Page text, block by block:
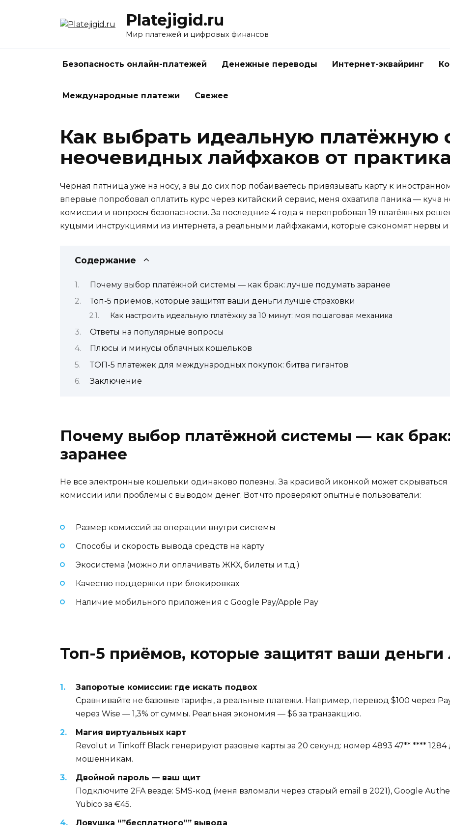
Platejigid.ru
Мир платежей и цифровых финансов
Безопасность онлайн-платежей Денежные переводы Интернет-эквайринг
Международные платежи Свежее
Как выбрать идеальную платёжную
неочевидных лайфхаков от практика
Чёрная пятница уже на носу, а вы до сих пор побаиваетесь привязывать карту к
впервые попробовал оплатить курс через китайский сервис, меня охватила паника — куча
комиссии и вопросы безопасности. За последние 4 года я перепробовал 19 платёжных
куцыми инструкциями из интернета, а реальными лайфхаками, которые сэкономят нервы и
Содержание
Почему выбор платёжной системы — как брак: лучше подумать заранее
Топ-5 приёмов, которые защитят ваши деньги лучше страховки
Как настроить идеальную платёжку за 10 минут: моя пошаговая механика
Ответы на популярные вопросы
Плюсы и минусы облачных кошельков
ТОП-5 платежек для международных покупок: битва гигантов
Заключение
Почему выбор платёжной системы — как
заранее
Не все электронные кошельки одинаково полезны. За красивой иконкой может
комиссии или проблемы с выводом денег. Вот что проверяют опытные пользователи:
Размер комиссий за операции внутри системы
Способы и скорость вывода средств на карту
Экосистема (можно ли оплачивать ЖКХ, билеты и т.д.)
Качество поддержки при блокировках
Наличие мобильного приложения с Google Pay/Apple Pay
Топ-5 приёмов, которые защитят ваши деньги
Запоротые комиссии: где искать подвох
Сравнивайте не базовые тарифы, а реальные платежи. Например, перевод $100 через
через Wise — 1,3% от суммы. Реальная экономия — $6 за транзакцию.
Магия виртуальных карт
Revolut и Tinkoff Black генерируют разовые карты за 20 секунд: номер 4893 47** **** 1284
мошенникам.
Двойной пароль — ваш щит
Подключите 2FA везде: SMS-код (меня взломали через старый email в 2021), Google
Yubico за €45.
Ловушка “”бесплатного”” вывода